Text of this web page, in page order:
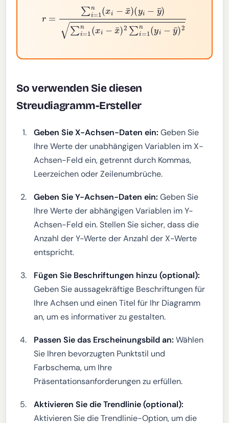
r=∑ i=1 i−x¯)
i=1n xi− 2∑i=1 yi−
So verwenden Sie diesen
Streudiagramm-Ersteller
Geben Sie X-Achsen-Daten ein: Geben Sie
Ihre Werte der unabhängigen Variablen im X-
Achsen-Feld ein, getrennt durch Kommas,
Leerzeichen oder Zeilenumbrüche.
Geben Sie Y-Achsen-Daten ein: Geben Sie
Ihre Werte der abhängigen Variablen im Y-
Achsen-Feld ein. Stellen Sie sicher, dass die
Anzahl der Y-Werte der Anzahl der X-Werte
entspricht.
Fügen Sie Beschriftungen hinzu (optional):
Geben Sie aussagekräftige Beschriftungen für
Ihre Achsen und einen Titel für Ihr Diagramm
an, um es informativer zu gestalten.
Passen Sie das Erscheinungsbild an: Wählen
Sie Ihren bevorzugten Punktstil und
Farbschema, um Ihre
Präsentationsanforderungen zu erfüllen.
Aktivieren Sie die Trendlinie (optional):
Aktivieren Sie die Trendlinie-Option, um die